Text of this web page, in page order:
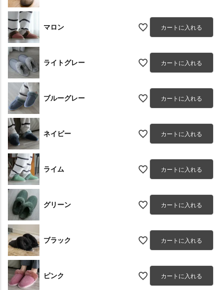
マロン カートに入れる
ライトグレー カートに入れる
ブルーグレー カートに入れる
ネイビー カートに入れる
ライム カートに入れる
グリーン カートに入れる
ブラック カートに入れる
ピンク カートに入れる